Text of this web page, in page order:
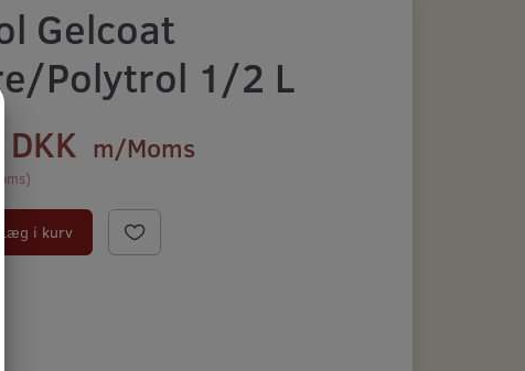
Gelcoat
Polytrol 1/2 L
DKK m/Moms
)
Læg i kurv